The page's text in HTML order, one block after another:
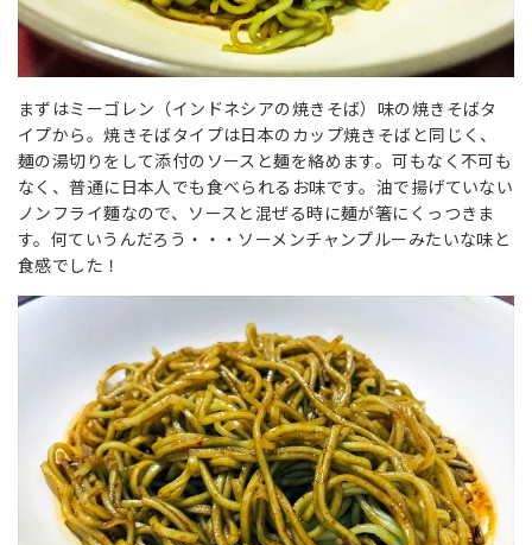
まずはミーゴレン（インドネシアの焼きそば）味の焼きそばタ
イプから。焼きそばタイプは日本のカップ焼きそばと同じく、
麺の湯切りをして添付のソースと麺を絡めます。可もなく不可も
なく、普通に日本人でも食べられるお味です。油で揚げていない
ノンフライ麵なので、ソースと混ぜる時に麺が箸に くっつきま
す。何ていうんだろう・・・ソーメンチャンプルーみたいな味と
食感でした！